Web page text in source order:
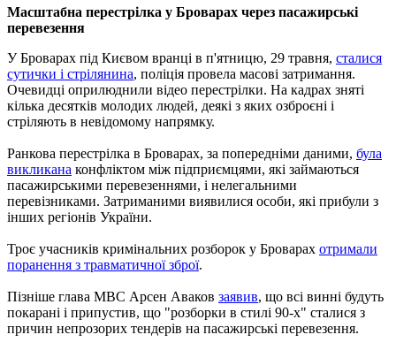
Масштабна перестрілка у Броварах через пасажирські
перевезення
У Броварах під Києвом вранці в п'ятницю, 29 травня, сталися
сутички і стрілянина, поліція провела масові затримання.
Очевидці оприлюднили відео перестрілки. На кадрах зняті
кілька десятків молодих людей, деякі з яких озброєні і
стріляють в невідомому напрямку.
Ранкова перестрілка в Броварах, за попередніми даними, була
викликана конфліктом між підприємцями, які займаються
пасажирськими перевезеннями, і нелегальними
перевізниками. Затриманими виявилися особи, які прибули з
інших регіонів України.
Троє учасників кримінальних розборок у Броварах отримали
поранення з травматичної зброї.
Пізніше глава МВС Арсен Аваков заявив, що всі винні будуть
покарані і припустив, що "розборки в стилі 90-х" сталися з
причин непрозорих тендерів на пасажирські перевезення.